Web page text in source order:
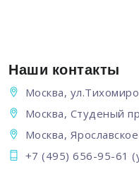
Наши контакты
Москва,
Москва, Студеный
Москва,
+7 (495) 656-95-61